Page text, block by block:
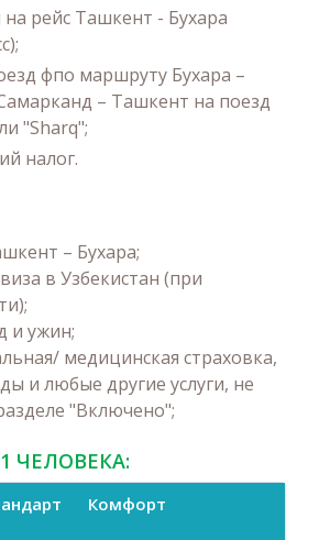
рейс Ташкент - Бухара
фпо маршруту Бухара –
– Ташкент на поезд
"Sharq";
налог.
– Бухара;
в Узбекистан (при
и ужин;
медицинская страховка,
и любые другие услуги, не
"Включено";
ЧЕЛОВЕКА:
Комфорт